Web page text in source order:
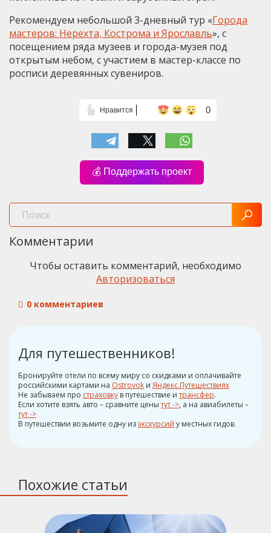
Рекомендуем небольшой 3-дневный тур «Города
мастеров: Нерехта, Кострома и Ярославль», с
посещением ряда музеев и города-музея под
открытым небом, с участием в мастер-классе по
росписи деревянных сувениров.
Нравится 0
💰 Поддержать проект
Комментарии
Чтобы оставить комментарий, необходимо
Авторизоваться
0 комментариев
Для путешественников!
Бронируйте отели по всему миру со скидками и оплачивайте
российскими картами на Ostrovok и Яндекс.Путешествиях
Не забываем про страховку в путешествие итрансфер.
Если хотите взять авто – сравните ценытут ->, а на авиабилеты –
тут ->
В путешествии возьмите одну изэкскурсий у местных гидов.
Похожие статьи